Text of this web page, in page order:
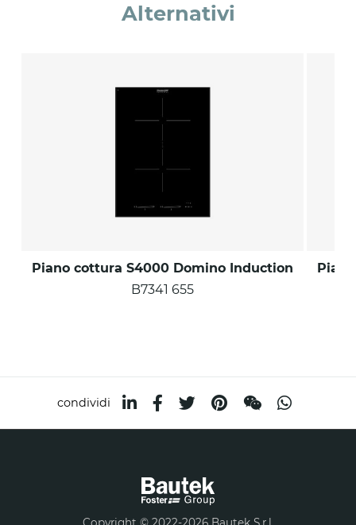
Alternativi
Piano cottura S4000 Domino Induction
B7341 655
condividi
Copyright © 2022-2026 Bautek S.r.l.